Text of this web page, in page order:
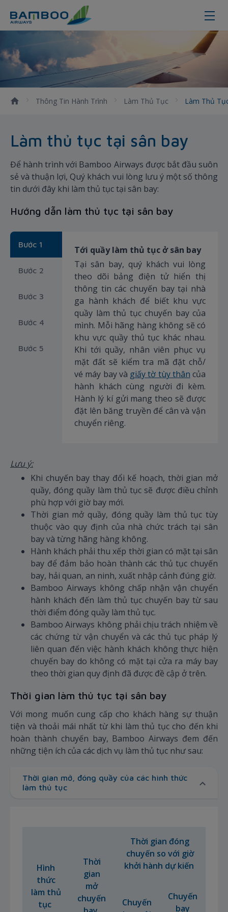
Làm thủ tục tại sân bay - Bamboo
Thông Tin Hành Trình Làm Thủ Tục Làm Thủ
Làm thủ tục tại sân bay
Để hành trình với Bamboo Airways được bắt đầu suôn
sẻ và thuận lợi, Quý khách vui lòng lưu ý một số thông
tin dưới đây khi làm thủ tục tại sân bay:
Hướng dẫn làm thủ tục tại sân bay
Bước 1
Bước 2
Bước 3
Bước 4
Bước 5
Tới quầy làm thủ tục ở sân bay
Tại sân bay, quý khách vui lòng
theo dõi bảng điện tử hiển thị
thông tin các chuyến bay tại nhà
ga hành khách để biết khu vực
quầy làm thủ tục chuyến bay của
mình. Mỗi hãng hàng không sẽ có
khu vực quầy thủ tục khác nhau.
Khi tới quầy, nhân viên phục vụ
mặt đất sẽ kiểm tra mã đặt chỗ/
vé máy bay và giấy tờ tùy thân của
hành khách cùng người đi kèm.
Hành lý kí gửi mang theo sẽ được
đặt lên băng truyền để cân và vận
chuyển riêng.
Lưu ý:
Khi chuyến bay thay đổi kế hoạch, thời gian mở
quầy, đóng quầy làm thủ tục sẽ được điều chỉnh
phù hợp với giờ bay mới.
Thời gian mở quầy, đóng quầy làm thủ tục tùy
thuộc vào quy định của nhà chức trách tại sân
bay và từng hãng hàng không.
Hành khách phải thu xếp thời gian có mặt tại sân
bay để đảm bảo hoàn thành các thủ tục chuyến
bay, hải quan, an ninh, xuất nhập cảnh đúng giờ.
Bamboo Airways không chấp nhận vận chuyển
hành khách đến làm thủ tục chuyến bay từ sau
thời điểm đóng quầy làm thủ tục.
Bamboo Airways không phải chịu trách nhiệm về
các chứng từ vận chuyển và các thủ tục pháp lý
liên quan đến việc hành khách không thực hiện
chuyến bay do không có mặt tại cửa ra máy bay
theo thời gian quy định đã được đề cập ở trên.
Thời gian làm thủ tục tại sân bay
Với mong muốn cung cấp cho khách hàng sự thuận
tiện và thoải mái nhất từ khi làm thủ tục cho đến khi
hoàn thành chuyến bay, Bamboo Airways đem đến
những tiện ích của các dịch vụ làm thủ tục như sau:
Thời gian mở, đóng quầy của các hình thức
làm thủ tục
Hình
thức
làm thủ
tục
Thời
gian
mở
chuyến
Thời gian đóng
chuyến so với giờ
khởi hành dự kiến
Chuyến
Chuyến
bay